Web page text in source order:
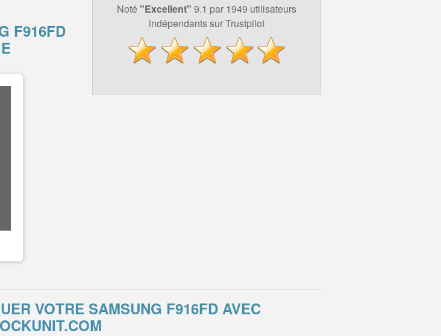
F916FD
Noté ''Excellent" 9.1 par 1949 utilisateurs
indépendants sur Trustpilot
VOTRE SAMSUNG F916FD AVEC